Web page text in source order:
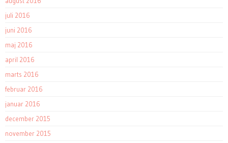
juli 2016
juni 2016
maj 2016
april 2016
marts 2016
februar 2016
januar 2016
december 2015
november 2015